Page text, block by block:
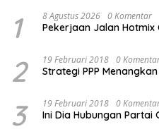
1 8 Agustus 2026 0 Komentar
Pekerjaan Jalan Hotmix
2 19 Februari 2018 0
Strategi PPP
3 19 Februari 2018 0
Ini Dia Hubungan